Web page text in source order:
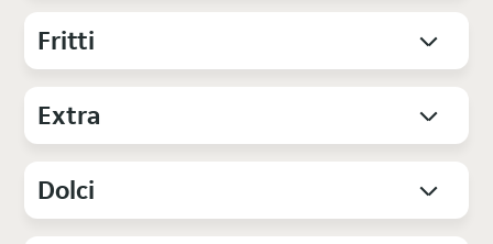
Fritti
Extra
Dolci